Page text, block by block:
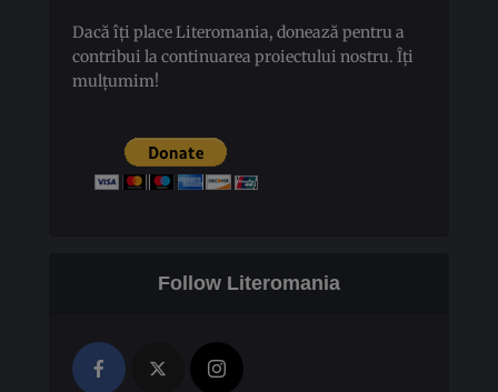
Dacă îți place Literomania, donează pentru a
contribui la continuarea proiectului nostru. Îți
mulțumim!
Follow Literomania